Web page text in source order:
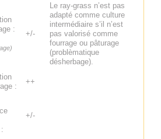
:
+/-
Le ray-grass n’est pas
adapté comme culture
intermédiaire s’il n’est
pas valorisé comme
fourrage ou pâturage
(problèmatique
désherbage).
:
++
+/-